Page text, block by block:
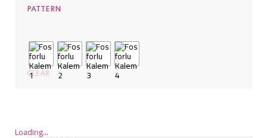
PATTERN
CLEAR
Loading...